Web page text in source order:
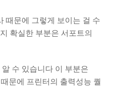
때문에 그렇게 보이는 걸 수
확실한 부분은 서포트의
수 있습니다 이 부분은
문에 프린터의 출력성능 퀄